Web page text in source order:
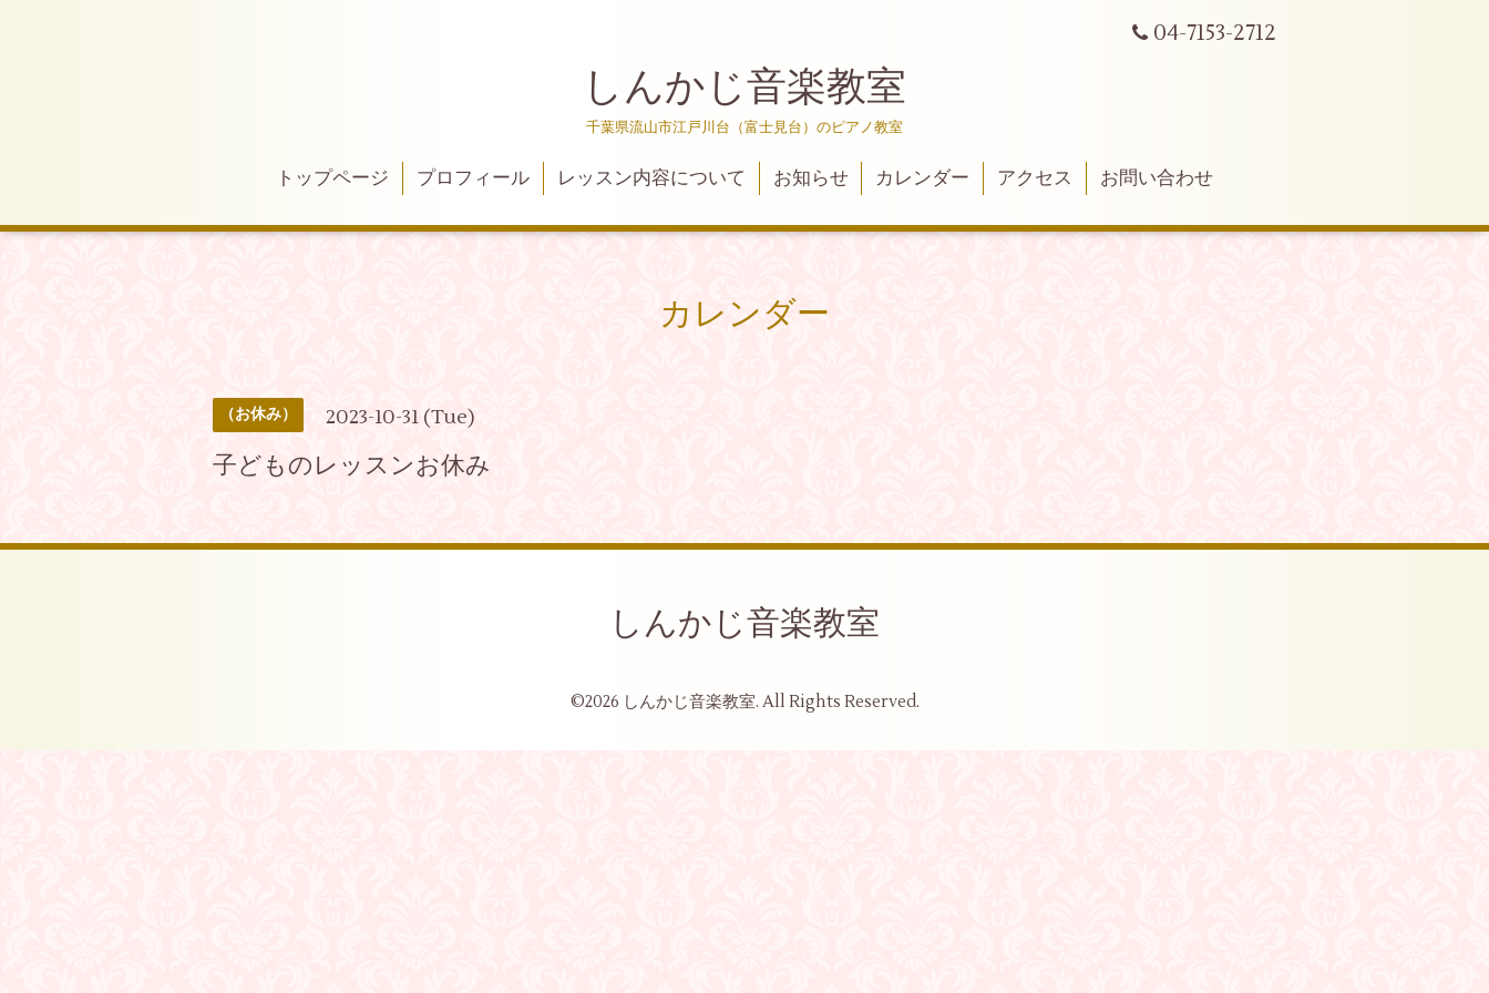
04-7153-2712
しんかじ音楽教室
千葉県流山市江戸川台（富士見台）のピアノ教室
トップページ プロフィール レッスン内容について お知らせ カレンダー アクセス お問い合わせ
カレンダー
（お休み） 2023-10-31 (Tue)
子どものレッスンお休み
しんかじ音楽教室
©2026 しんかじ音楽教室. All Rights Reserved.